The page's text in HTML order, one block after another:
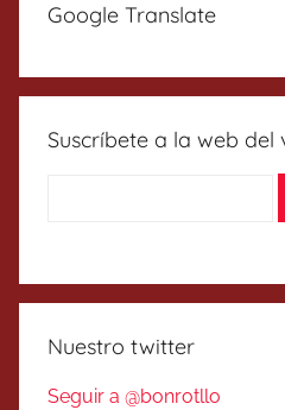
Google Translate
Suscríbete a la web del
Nuestro twitter
Seguir a @bonrotllo